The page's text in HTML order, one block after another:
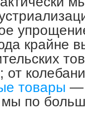
крайне
от
товары —
по